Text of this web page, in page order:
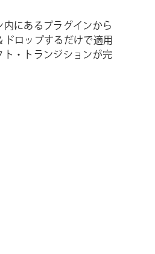
にあるプラグインから
ロップするだけで適用
・トランジションが完